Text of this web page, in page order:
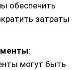
обеспечить
затраты
:
могут быть